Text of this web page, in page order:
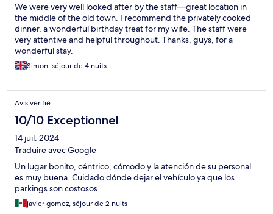
We were very well looked after by the staff—great location in
the middle of the old town. I recommend the privately cooked
dinner, a wonderful birthday treat for my wife. The staff were
very attentive and helpful throughout. Thanks, guys, for a
wonderful stay.
Simon, séjour de 4 nuits
Avis vérifié
10/10 Exceptionnel
14 juil. 2024
Traduire avec Google
Un lugar bonito, céntrico, cómodo y la atención de su personal
es muy buena. Cuidado dónde dejar el vehículo ya que los
parkings son costosos.
javier gomez, séjour de 2 nuits